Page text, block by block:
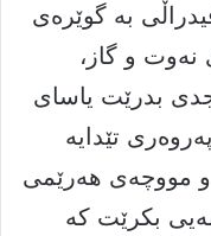
بە گوێرەى
نەوت و گاز،
بدرێت یاساى
تێدایە
مووچەى هەرێمى
بکرێت کە